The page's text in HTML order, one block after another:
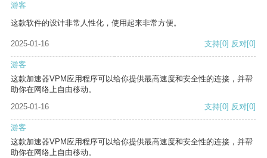
游客
这款软件的设计非常人性化，使用起来非常方便。
2025-01-16 支持[0] 反对[0]
游客
这款加速器VPM应用程序可以给你提供最高速度和安全性的连接，并帮
助你在网络上自由移动。
2025-01-16
支持[0] 反对[0]
游客
这款加速器VPM应用程序可以给你提供最高速度和安全性的连接，并帮
助你在网络上自由移动。